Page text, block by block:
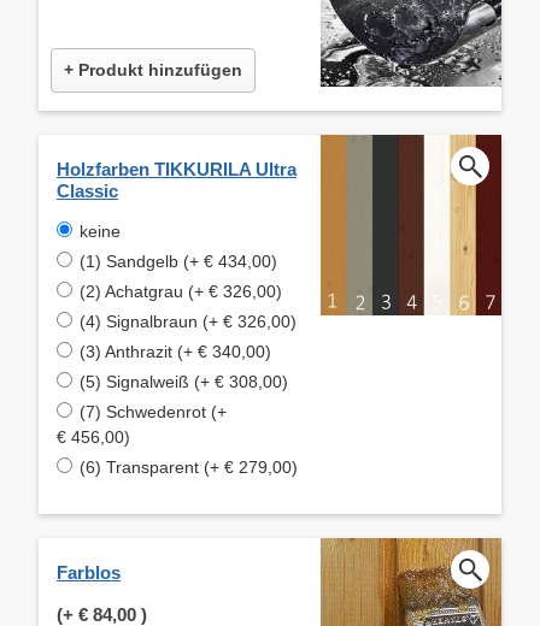
+ Produkt hinzufügen
Holzfarben TIKKURILA Ultra
Classic
keine
(1) Sandgelb (+ € 434,00)
(2) Achatgrau (+ € 326,00)
(4) Signalbraun (+ € 326,00)
(3) Anthrazit (+ € 340,00)
(5) Signalweiß (+ € 308,00)
(7) Schwedenrot (+
€ 456,00)
(6) Transparent (+ € 279,00)
Farblos
(+ € 84,00 )